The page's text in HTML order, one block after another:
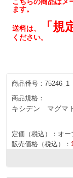
ます。
送料は、 「規
ください。
商品番号： 75246_1
商品規格：
キシデン マグマ
定価（税込）： オー
販売価格（税込）：